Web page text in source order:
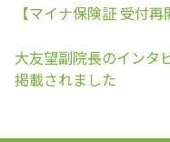
【マイナ保険証 受付再
大友望副院長のインタ
掲載されました